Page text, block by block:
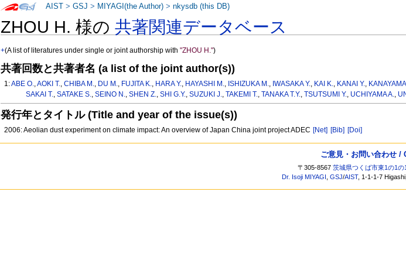
ZHOU H. 様の共著関連データベース
+(A list of literatures under single or joint authorship with"ZHOU H.")
共著回数と共著者名 (a list of the joint author(s))
1:ABE O.,AOKI T.,CHIBA M., DU M., FUJITA K., HARA Y., HAYASHI M., ISHIZUKA M., IWASAKA Y., KAI K., KANAI Y.,
SAKAI T., SATAKE S., SEINO N., SHEN Z., SHI G.Y., SUZUKI J., TAKEMI T., TANAKA T.Y., TSUTSUMI Y., UCHIYAMA A.,
発行年とタイトル (Title and year of the issue(s))
2006: Aeolian dust experiment on climate impact: An overview of Japan China joint project ADEC [Net] [Bib] [Doi]
AIST >GSJ > MIYAGI(the Author) >nkysdb (this DB)
ご意見・お問い合わせ /
〒305-8567茨城県つくば市東1の1の1
Dr. Isoji MIYAGI ,GSJ/AIST, 1-1-1-7